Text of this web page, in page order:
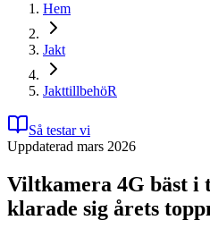
Hem
Jakt
JakttillbehöR
Så testar vi
Uppdaterad mars 2026
Viltkamera 4G bäst i
klarade sig årets